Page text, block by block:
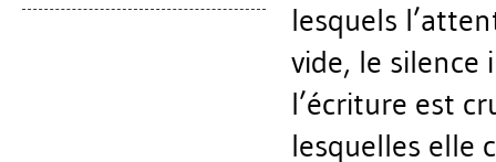
lesquels
vide, le silence
l’écriture est
lesquelles elle